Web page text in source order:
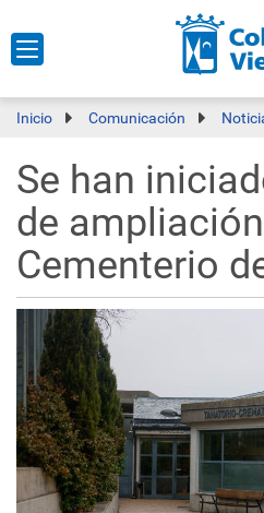
Inicio Comunicación
Se han
de ampliación
Cementerio